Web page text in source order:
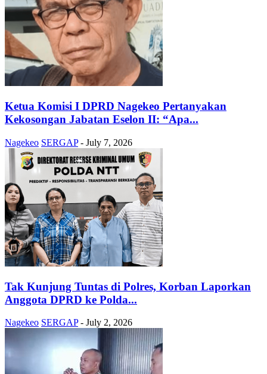
Ketua Komisi I DPRD Nagekeo Pertanyakan
Kekosongan Jabatan Eselon II: “Apa...
Nagekeo SERGAP - July 7, 2026
Tak Kunjung Tuntas di Polres, Korban Laporkan
Anggota DPRD ke Polda...
Nagekeo SERGAP - July 2, 2026